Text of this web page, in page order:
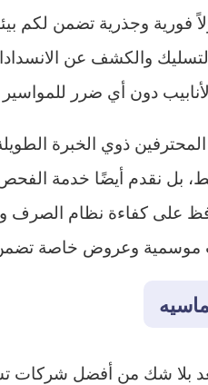
فورية وجذرية تضمن
والكشف عن
دون أي ضرر للمواسير
ذوي الخبرة
بل نقدم أيضًا خدمة
على كفاءة نظام الصرف
موسمية وعروض خاصة
بلا شك من أفضل شركات